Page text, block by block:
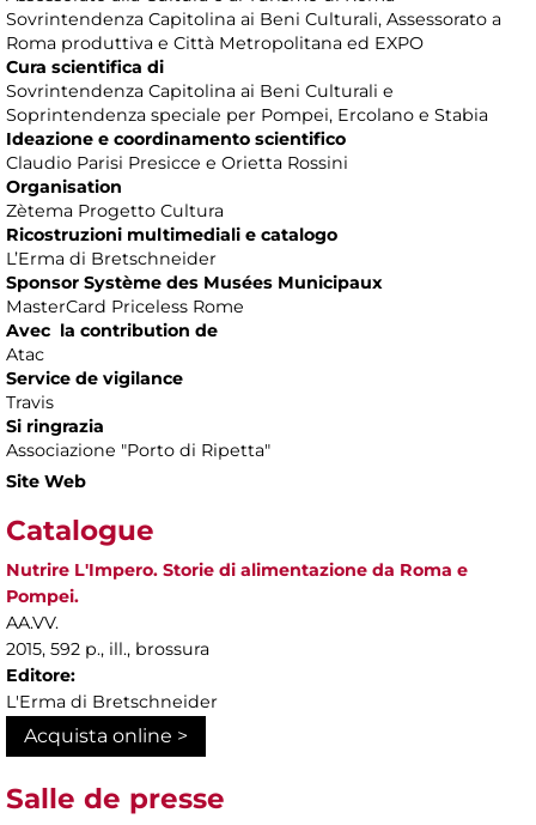
Sovrintendenza Capitolina ai Beni Culturali, Assessorato a
Roma produttiva e Città Metropolitana ed EXPO
Cura scientifica di
Sovrintendenza Capitolina ai Beni Culturali e
Soprintendenza speciale per Pompei, Ercolano e Stabia
Ideazione e coordinamento scientifico
Claudio Parisi Presicce e Orietta Rossini
Organisation
Zètema Progetto Cultura
Ricostruzioni multimediali e catalogo
L’Erma di Bretschneider
Sponsor Système des Musées Municipaux
MasterCard Priceless Rome
Avec la contribution de
Atac
Service de vigilance
Travis
Si ringrazia
Associazione "Porto di Ripetta"
Site Web
Catalogue
Nutrire L'Impero. Storie di alimentazione da Roma e
Pompei.
AA.VV.
2015, 592 p., ill., brossura
Editore:
L'Erma di Bretschneider
Acquista online >
Salle de presse